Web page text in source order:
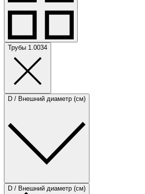
Трубы 1.0034
D / Внешний диаметр (см)
D / Внешний диаметр (см)